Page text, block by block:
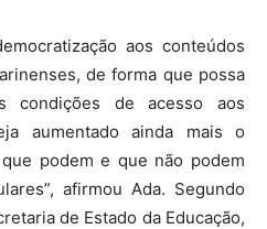
aos conteúdos
de forma que possa
condições de acesso aos
aumentado ainda mais o
podem e que não podem
afirmou Ada. Segundo
de Estado da Educação,